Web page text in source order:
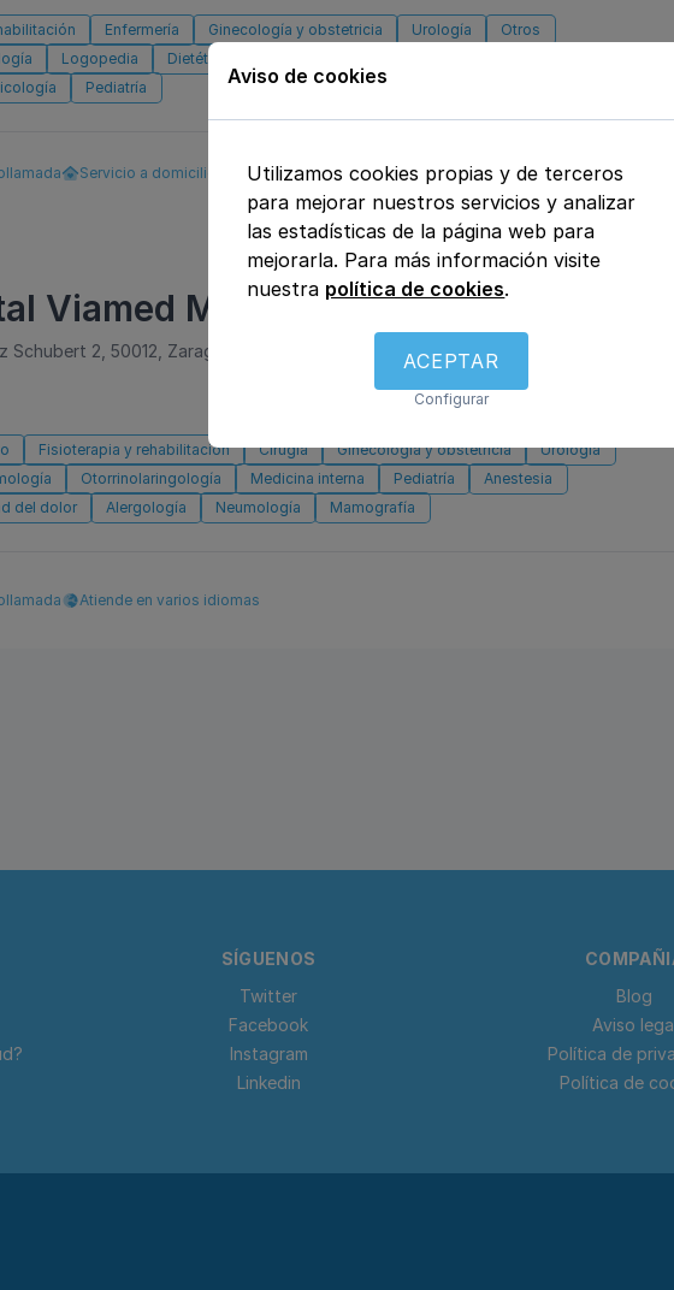
Enfermería Ginecología y obstetricia Urología
Otros
Logopedia Dietética y nutrición
Pediatría
Servicio a domicilio
Aseguradoras
Reservar cita
Viamed Montecanal
Schubert 2, 50012, Zaragoza, Zaragoza
Fisioterapia y rehabilitación Cirugía Ginecología y obstetricia
Urología
Otorrinolaringología Medicina interna Pediatría
Anestesia
del dolor Alergología Neumología Mamografía
Atiende en varios idiomas
SÍGUENOS
Twitter
Facebook
Instagram
Linkedin
Blog
Aviso
Política de
Política de
Aviso de cookies
Utilizamos cookies propias y de terceros
para mejorar nuestros servicios y analizar
las estadísticas de la página web para
mejorarla. Para más información visite
nuestra política de cookies.
ACEPTAR
Configurar